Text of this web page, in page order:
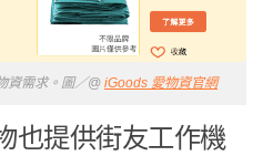
資需求。圖／@ iGoods 愛物資官網
也提供街友工作機